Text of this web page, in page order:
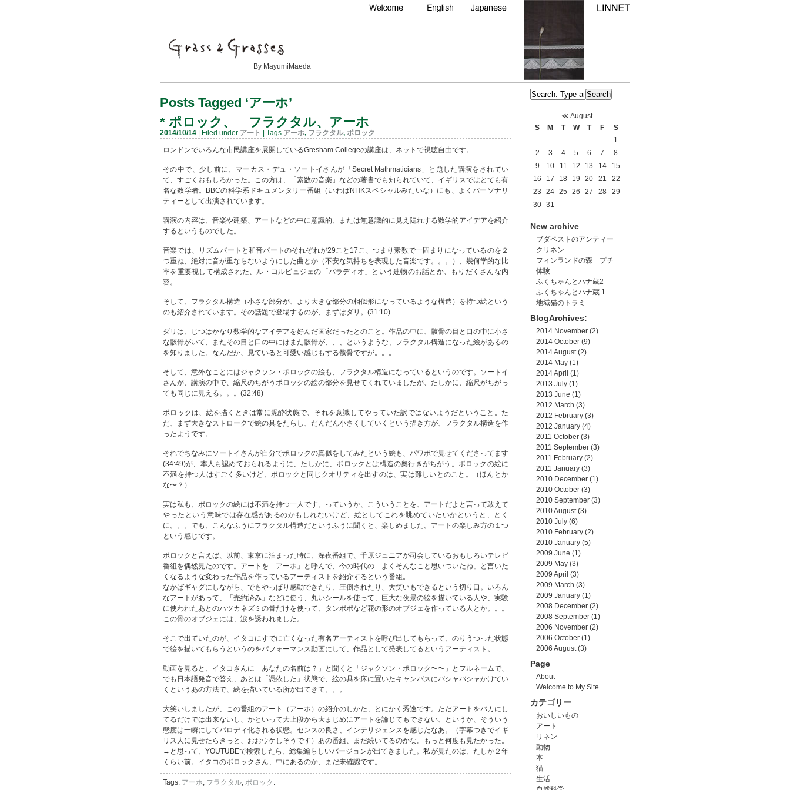
By MayumiMaeda
Posts Tagged ‘アーホ’
* ポロック、 フラクタル、アーホ
2014/10/14 | Filed under アート | Tags アーホ, フラクタル, ポロック.
ロンドンでいろんな市民講座を展開しているGresham Collegeの講座は、ネットで視聴自由です。
その中で、少し前に、マーカス・デュ・ソートイさんが「Secret Mathmaticians」と題した講演をされてい
て、すごくおもしろかった。この方は、「素数の音楽」などの著書でも知られていて、イギリスではとても有
名な数学者。BBCの科学系ドキュメンタリー番組（いわばNHKスペシャルみたいな）にも、よくパーソナリ
ティーとして出演されています。
講演の内容は、音楽や建築、アートなどの中に意識的、または無意識的に見え隠れする数学的アイデアを紹介
するというものでした。
音楽では、リズムパートと和音パートのそれぞれが29こと17こ、つまり素数で一固まりになっているのを２
つ重ね、絶対に音が重ならないようにした曲とか（不安な気持ちを表現した音楽です。。。）、幾何学的な比
率を重要視して構成された、ル・コルビュジェの「パラディオ」という建物のお話とか、もりだくさんな内
容。
そして、フラクタル構造（小さな部分が、より大きな部分の相似形になっているような構造）を持つ絵という
のも紹介されています。その話題で登場するのが、まずはダリ。(31:10)
ダリは、じつはかなり数学的なアイデアを好んだ画家だったとのこと。作品の中に、骸骨の目と口の中に小さ
な骸骨がいて、またその目と口の中にはまた骸骨が、、、というような、フラクタル構造になった絵があるの
を知りました。なんだか、見ていると可愛い感じもする骸骨ですが。。。
そして、意外なことにはジャクソン・ポロックの絵も、フラクタル構造になっているというのです。ソートイ
さんが、講演の中で、縮尺のちがうポロックの絵の部分を見せてくれていましたが、たしかに、縮尺がちがっ
ても同じに見える。。。(32:48)
ポロックは、絵を描くときは常に泥酔状態で、それを意識してやっていた訳ではないようだということ。た
だ、まず大きなストロークで絵の具をたらし、だんだん小さくしていくという描き方が、フラクタル構造を作
ったようです。
それでちなみにソートイさんが自分でポロックの真似をしてみたという絵も、パワポで見せてくださってます
(34:49)が、本人も認めておられるように、たしかに、ポロックとは構造の奥行きがちがう。ポロックの絵に
不満を持つ人はすごく多いけど、ポロックと同じクオリティを出すのは、実は難しいとのこと。（ほんとか
な〜？）
実は私も、ポロックの絵には不満を持つ一人です。っていうか、こういうことを、アートだよと言って敢えて
やったという意味では存在感があるのかもしれないけど、絵としてこれを眺めていたいかというと、とく
に。。。でも、こんなふうにフラクタル構造だというふうに聞くと、楽しめました。アートの楽しみ方の１つ
という感じです。
ポロックと言えば、以前、東京に泊まった時に、深夜番組で、千原ジュニアが司会しているおもしろいテレビ
番組を偶然見たのです。アートを「アーホ」と呼んで、今の時代の「よくそんなこと思いついたね」と言いた
くなるような変わった作品を作っているアーティストを紹介するという番組。
なかばギャグにしながら、でもやっぱり感動できたり、圧倒されたり、大笑いもできるという切り口。いろん
なアートがあって、「売約済み」などに使う、丸いシールを使って、巨大な夜景の絵を描いている人や、実験
に使われたあとのハツカネズミの骨だけを使って、タンポポなど花の形のオブジェを作っている人とか。。。
この骨のオブジェには、涙を誘われました。
そこで出ていたのが、イタコにすでに亡くなった有名アーティストを呼び出してもらって、のりうつった状態
で絵を描いてもらうというのをパフォーマンス動画にして、作品として発表してるというアーティスト。
動画を見ると、イタコさんに「あなたの名前は？」と聞くと「ジャクソン・ポロック〜〜」とフルネームで、
でも日本語発音で答え、あとは「憑依した」状態で、絵の具を床に置いたキャンバスにバシャバシャかけてい
くというあの方法で、絵を描いている所が出てきて。。。
大笑いしましたが、この番組のアート（アーホ）の紹介のしかた、とにかく秀逸です。ただアートをバカにし
てるだけでは出来ないし、かといって大上段から大まじめにアートを論じてもできない、というか、そういう
態度は一瞬にしてパロディ化される状態。センスの良さ、インテリジェンスを感じたなあ。（字幕つきでイギ
リス人に見せたらきっと、おおウケしそうです）あの番組、まだ続いてるのかな。もっと何度も見たかった。
→と思って、YOUTUBEで検索したら、総集編らしいバージョンが出てきました。私が見たのは、たしか２年
くらい前。イタコのポロックさん、中にあるのか、まだ未確認です。
Tags: アーホ, フラクタル, ポロック .
≪ August
S
M T W T F
S
1
2
3 4 5 6 7
8
9
10 11 12 13 14
15
16
17 18 19 20 21
22
23
24 25 26 27 28
29
30 31
New archive
ブダペストのアンティー
クリネン
フィンランドの森 プチ
体験
ふくちゃんとハナ蔵2
ふくちゃんとハナ蔵 1
地域猫のトラミ
BlogArchives:
2014 November (2)
2014 October (9)
2014 August(2)
2014 May (1)
2014 April (1)
2013 July (1)
2013 June (1)
2012 March (3)
2012 February (3)
2012 January (4)
2011 October (3)
2011 September (3)
2011 February (2)
2011 January (3)
2010 December (1)
2010 October (3)
2010 September (3)
2010 August(3)
2010 July (6)
2010 February (2)
2010 January (5)
2009 June (1)
2009 May (3)
2009 April (3)
2009 March (3)
2009 January (1)
2008 December (2)
2008 September (1)
2006 November (2)
2006 October (1)
2006 August(3)
Page
About
Welcome to My Site
カテゴリー
おいしいもの
アート
リネン
動物
本
猫
生活